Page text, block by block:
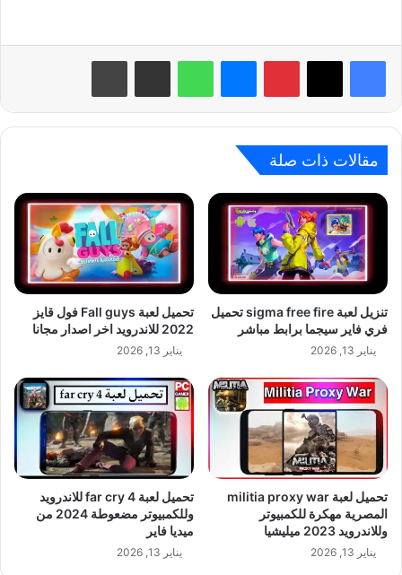
بينتيريست واتساب
مقالات ذات صلة
تنزيل لعبة sigma free fire تحميل
فري فاير سيجما برابط مباشر
يناير 13, 2026
تحميل لعبة Fall guys فول قايز
2022 للاندرويد اخر اصدار مجانا
يناير 13, 2026
تحميل لعبة militia proxy war
المصرية مهكرة للكمبيوتر
وللاندرويد 2023 ميليشيا
يناير 13, 2026
تحميل لعبة far cry 4 للاندرويد
وللكمبيوتر مضعوطة 2024 من
ميديا فاير
يناير 13, 2026